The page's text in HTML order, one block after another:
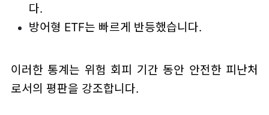
다.
방어형 ETF는 빠르게 반등했습니다.
이러한 통계는 위험 회피 기간 동안 안전한 피난처
로서의 평판을 강조합니다.